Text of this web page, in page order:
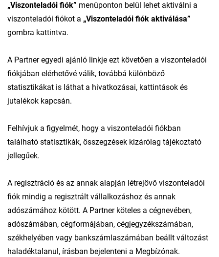
„Viszonteladói fiók” menüponton belül lehet aktiválni a
viszonteladói fiókot a „Viszonteladói fiók aktiválása”
gombra kattintva.
A Partner egyedi ajánló linkje ezt követően a viszonteladói
fiókjában elérhetővé válik, továbbá különböző
statisztikákat is láthat a hivatkozásai, kattintások és
jutalékok kapcsán.
Felhívjuk a figyelmét, hogy a viszonteladói fiókban
található statisztikák, összegzések kizárólag tájékoztató
jellegűek.
A regisztráció és az annak alapján létrejövő viszonteladói
fiók mindig a regisztrált vállalkozáshoz és annak
adószámához kötött. A Partner köteles a cégnevében,
adószámában, cégformájában, cégjegyzékszámában,
székhelyében vagy bankszámlaszámában beállt változást
haladéktalanul, írásban bejelenteni a Megbízónak.